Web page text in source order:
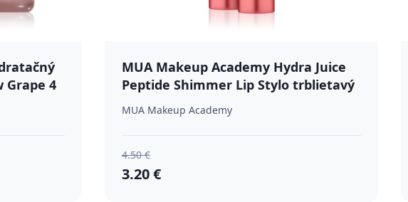
Grape 4
MUA Makeup Academy Hydra Juice
Peptide Shimmer Lip Stylo trblietavý
rúž s vyživujúcim účinkom odtieň
Raspberry Jam 1.5 g
MUA Makeup Academy
4.50 €
3.20 €